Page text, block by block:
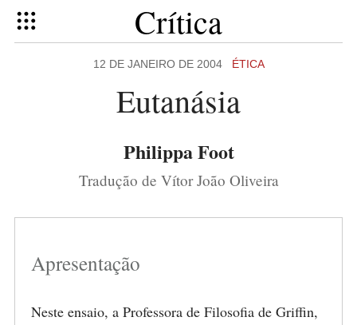
Crítica
12 DE JANEIRO DE 2004 ÉTICA
Eutanásia
Philippa Foot
Tradução de Vítor João Oliveira
Apresentação
Neste ensaio, a Professora de Filosofia de Griffin,